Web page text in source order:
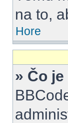
na to,
Hore
» Čo